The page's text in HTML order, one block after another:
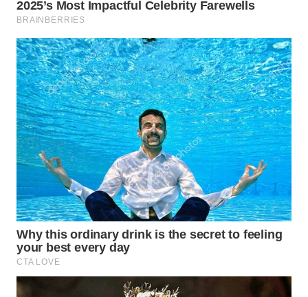
WN
BORNEO
Wahana
Media
Group
WAHANA
NEWS
WAHANA
TANI
WAHANA
ADVOKAT
WAHANA
INFRASTRUKTUR